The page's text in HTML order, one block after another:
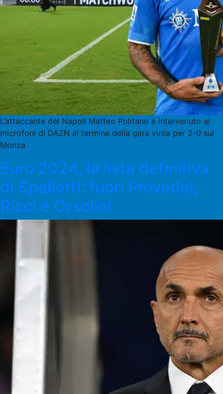
L’attaccante del Napoli Matteo Politano è intervenuto ai
microfoni di DAZN al termine della gara vinta per 2-0 sul
Monza
Euro 2024, la lista definitiva
di Spalletti: fuori Provedel,
Ricci e Orsolini